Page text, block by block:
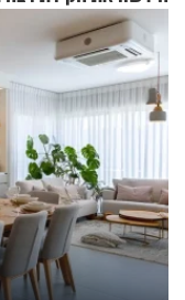
ראדה